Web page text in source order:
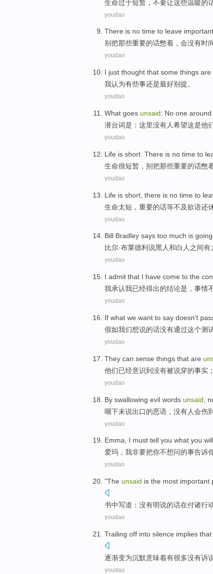
生命过于短暂 ， 不要让这些温暖的
youdao
There is no time to leave important
别把那些重要的话憋着，会没有时
youdao
I just thought that some things are
我认为有些事还是最好别提。
youdao
What goes unsaid: No one around
潜台词是 ： 这里没有人希望这是他
youdao
Life is short There is no time to
生命很短暂 ，别把那些重要的话憋
youdao
Life is short , there is no time to
生命太短， 重要的话等不及欲语还休
youdao
Bill Bradley says too much is going
比尔·布莱德利 说黑人和白人之间有
youdao
I admit that I have come to the
我承认我已经得出的结论是 ， 事情
youdao
If what we want to say doesn't
假如我们想说的话没有通过这个测
youdao
They can sense things that are
他们已经意识到没有被说穿的事实
youdao
By swallowing evil words unsaid
咽下未说出口的恶语 ， 没有人会伤
youdao
Emma, I must tell you what you will
爱玛 ， 我非要把你不想问的事告诉
youdao
"The unsaid is the most important
书中写道：没有明说的话在付诸行
youdao
Trailing off into silence implies that
逐渐变为沉默意味着有很多没有诉
youdao